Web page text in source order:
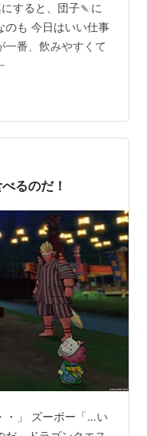
すると、団子🍡に
のも 今日はいい仕事
一番、飲みやすくて
るのだ！
・」 ズーボー「…い